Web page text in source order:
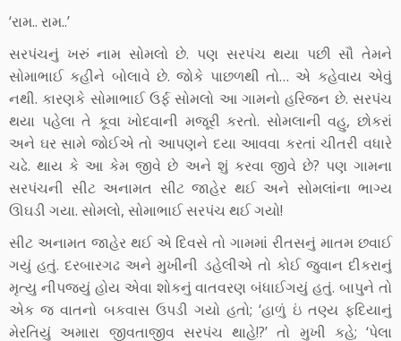
‘રામ.. રામ..’
સરપંચનું ખરું નામ સોમલો છે. પણ સરપંચ થયા પછી સૌ તેમને
સોમાભાઈ કહીને બોલાવે છે. જોકે પાછળથી તો… એ કહેવાય એવું
નથી. કારણકે સોમાભાઈ ઉર્ફ સોમલો આ ગામનો હરિજન છે. સરપંચ
થયા પહેલા તે કૂવા ખોદવાની મજૂરી કરતો. સોમલાની વહુ, છોકરાં
અને ઘર સામે જોઈએ તો આપણને દયા આવવા કરતાં ચીતરી વધારે
ચઢે. થાય કે આ કેમ જીવે છે અને શું કરવા જીવે છે? પણ ગામના
સરપંચની સીટ અનામત સીટ જાહેર થઈ અને સોમલાંના ભાગ્ય
ઊઘડી ગયા. સોમલો, સોમાભાઈ સરપંચ થઈ ગયો!
સીટ અનામત જાહેર થઈ એ દિવસે તો ગામમાં રીતસનું માતમ છવાઈ
ગયું હતું. દરબારગઢ અને મુખીની ડહેલીએ તો કોઈ જુવાન દીકરાનું
મૃત્યુ નીપજ્યું હોય એવા શોકનું વાતવરણ બંધાઈગયું હતું. બાપુને તો
એક જ વાતનો બકવાસ ઉપડી ગયો હતો; ‘હાળું ઇં તણ્ય ફદિયાનું
મેરતિયું અમારા જીવતાજીવ સરપંચ થાહે!?’ તો મુખી કહે; ‘પેલા